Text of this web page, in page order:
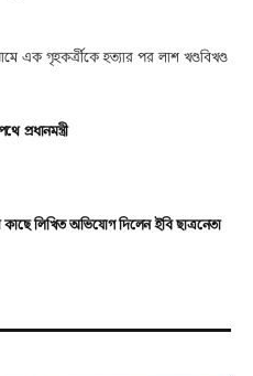
এক গৃহকর্ত্রীকে হত্যার পর লাশ খণ্ডবিখণ্ড
প্রধানমন্ত্রী
লিখিত অভিযোগ দিলেন ইবি ছাত্রনেতা